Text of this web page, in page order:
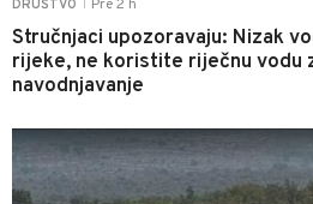
DRUŠTVO Pre 2 h
Stručnjaci upozoravaju: Nizak
rijeke, ne koristite riječnu vodu
navodnjavanje